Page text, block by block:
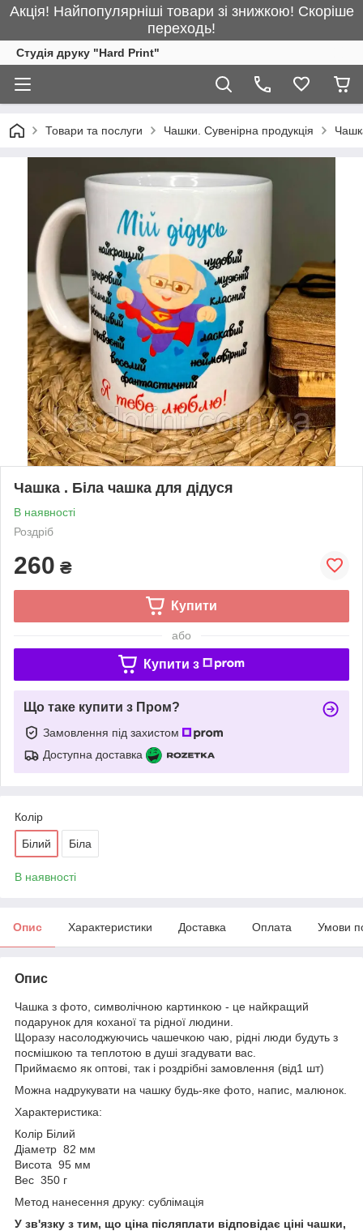
Акція! Найпопулярніші товари зі знижкою! Скоріше
переходь!
Студія друку "Hard Print"
Товари та послуги Чашки. Сувенірна продукція
Чашка . Біла чашка для дідуся
В наявності
Роздріб
260 ₴
Купити
або
Купити з
Що таке купити з Пром?
Замовлення під захистом
Доступна доставка
Колір
Білий Біла
В наявності
Опис Характеристики Доставка Оплата Умови
Опис
Чашка з фото, символічною картинкою - це найкращий
подарунок для коханої та рідної людини.
Щоразу насолоджуючись чашечкою чаю, рідні люди будуть з
посмішкою та теплотою в душі згадувати вас.
Приймаємо як оптові, так і роздрібні замовлення (від1 шт)
Можна надрукувати на чашку будь-яке фото, напис, малюнок.
Характеристика:
Колір Білий
Діаметр 82 мм
Висота 95 мм
Вес 350 г
Метод нанесення друку: сублімація
У зв'язку з тим, що ціна післяплати відповідає ціні чашки,